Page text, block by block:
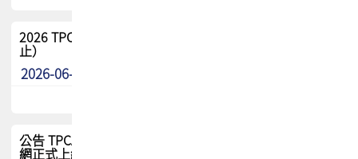
2026 TPCA健康盃保齡球聯誼賽 熱烈報名中（8/3報名截
止）
2026-06-29
公告 TPCA 台灣電路板協會官網將迎來新面貌，7/1 新官
網正式上線！